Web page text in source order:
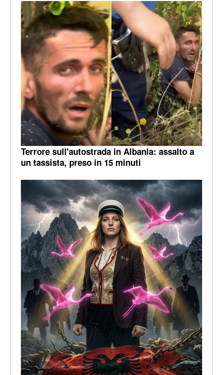
Terrore sull'autostrada in Albania: assalto a
un tassista, preso in 15 minuti